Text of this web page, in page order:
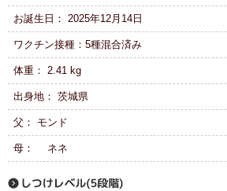
お誕生日： 2025年12月14日
ワクチン接種：5種混合済み
体重： 2.41 kg
出身地： 茨城県
父： モンド
母： ネネ